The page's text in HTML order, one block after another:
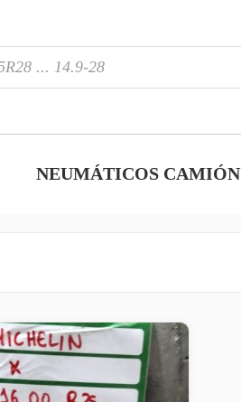
NEUMÁTICOS CAMIÓN